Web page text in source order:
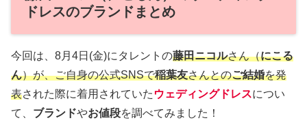
ドレスのブランドまとめ
今回は、8月4日(金)にタレントの藤田ニコルさん（にこる
ん）が、ご自身の公式SNSで稲葉友さんとのご結婚を発
表された際に着用されていた ウェディングドレスについ
て、 ブランドやお値段を調べてみました！